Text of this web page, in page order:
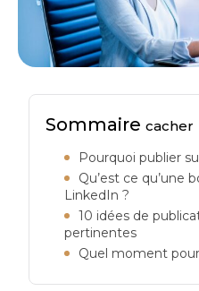
Sommairecacher
Pourquoi publier
Qu’est ce qu’une
LinkedIn ?
10 idées de
pertinentes
Quel moment